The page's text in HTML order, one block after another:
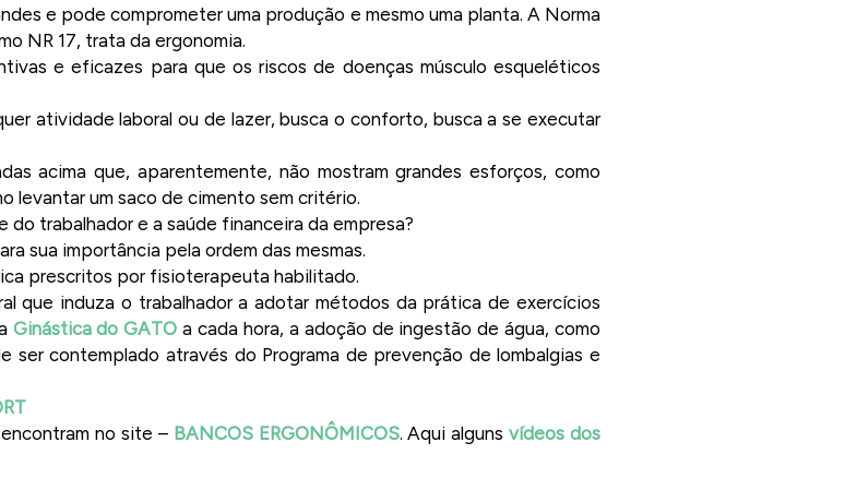
e pode comprometer uma produção e mesmo uma planta. A Norma
NR 17, trata da ergonomia.
e eficazes para que os riscos de doenças músculo esqueléticos
atividade laboral ou de lazer, busca o conforto, busca a se executar
acima que, aparentemente, não mostram grandes esforços, como
levantar um saco de cimento sem critério.
trabalhador e a saúde financeira da empresa?
sua importância pela ordem das mesmas.
prescritos por fisioterapeuta habilitado.
que induza o trabalhador a adotar métodos da prática de exercícios
Ginástica do GATOa cada hora, a adoção de ingestão de água, como
ser contemplado através do Programa de prevenção de lombalgias e
no site – BANCOS ERGONÔMICOS. Aqui algunsvídeos dos